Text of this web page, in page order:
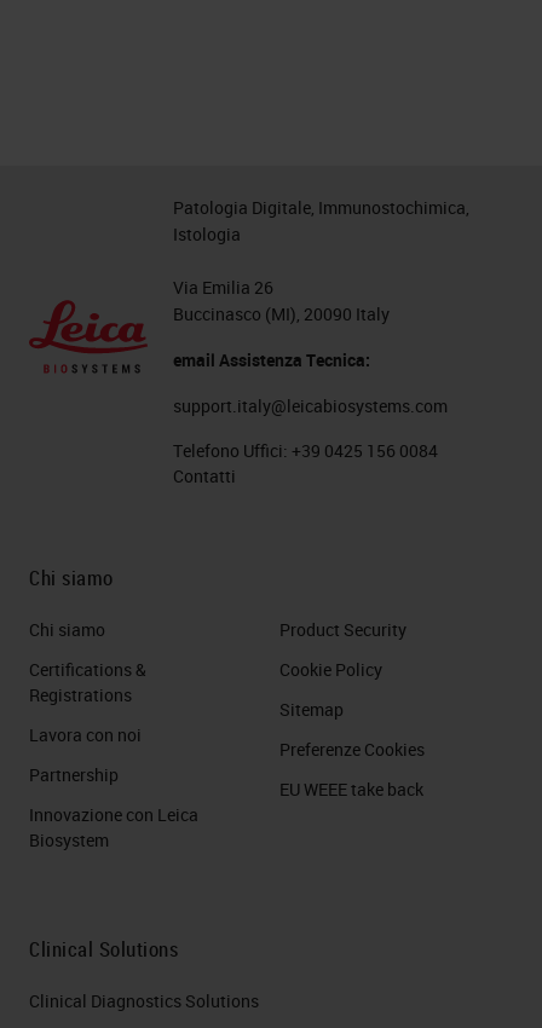
Patologia Digitale, Immunostochimica,
Istologia
Via Emilia 26
Buccinasco (MI), 20090 Italy
email Assistenza Tecnica:
support.italy@leicabiosystems.com
Telefono Uffici: +39 0425 156 0084
Contatti
Chi siamo
Chi siamo
Certifications &
Registrations
Lavora con noi
Partnership
Innovazione con Leica
Biosystem
Product Security
Cookie Policy
Sitemap
Preferenze Cookies
EU WEEE take back
Clinical Solutions
Clinical Diagnostics Solutions